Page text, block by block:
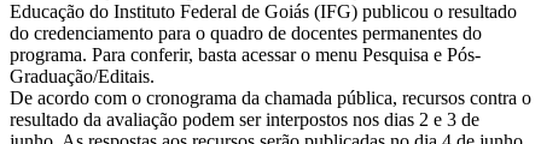
Educação do Instituto Federal de Goiás (IFG) publicou o resultado
do credenciamento para o quadro de docentes permanentes do
programa. Para conferir, basta acessar o menu Pesquisa e Pós-
Graduação/Editais.
De acordo com o cronograma da chamada pública, recursos contra o
resultado da avaliação podem ser interpostos nos dias 2 e 3 de